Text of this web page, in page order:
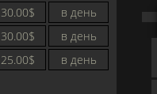
30.00$
в день
30.00$
в день
25.00$
в день